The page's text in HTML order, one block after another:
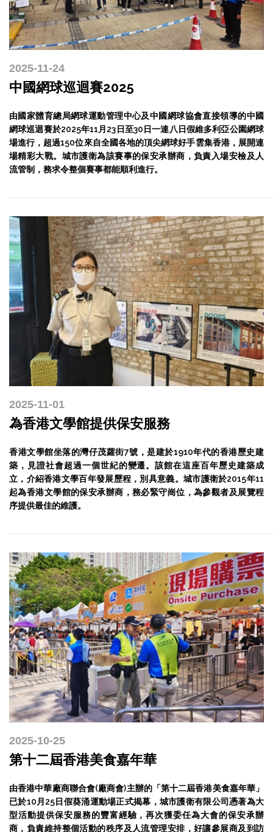
2025-11-24
中國網球巡迴賽2025
由國家體育總局網球運動管理中心及中國網球協會直接領導的中國
網球巡迴賽於2025年11月23日至30日一連八日假維多利亞公園網球
場進行，超過150位來自全國各地的頂尖網球好手雲集香港，展開連
場精彩大戰。城市護衛為該賽事的保安承辦商，負責入場安檢及人
流管制，務求令整個賽事都能順利進行。
2025-11-01
為香港文學館提供保安服務
香港文學館坐落的灣仔茂蘿街7號，是建於1910年代的香港歷史建
築，見證社會超過一個世紀的變遷。該館在這座百年歷史建築成
立，介紹香港文學百年發展歷程，別具意義。城市護衛於2015年11
起為香港文學館的保安承辦商，務必緊守崗位，為參觀者及展覽程
序提供最佳的維護。
2025-10-25
第十二屆香港美食嘉年華
由香港中華廠商聯合會(廠商會)主辦的「第十二屆香港美食嘉年華」
已於10月25日假葵涌運動場正式揭幕，城市護衛有限公司憑著為大
型活動提供保安服務的豐富經驗，再次獲委任為大會的保安承辦
商，負責維持整個活動的秩序及人流管理安排，好讓參展商及到訪